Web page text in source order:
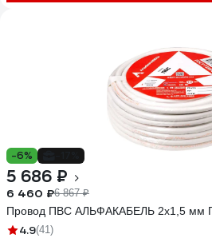
-6%
5 686 ₽
6 460 ₽6 867 ₽
Провод ПВС АЛЬФАКАБЕЛЬ 2х1,5 мм
4.9(41)